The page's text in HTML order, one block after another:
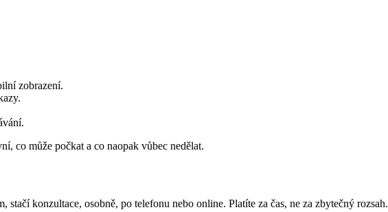
zobrazení.
co může počkat a co naopak vůbec nedělat.
konzultace, osobně, po telefonu nebo online. Platíte za čas, ne za zbytečný rozsah.